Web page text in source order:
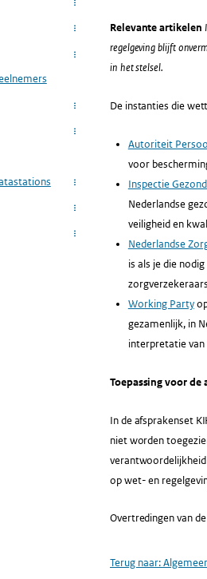
...
...
...
...
...
...
...
...
Relevante artikelen
regelgeving blijft
in het stelsel.
De instanties die
Autoriteit
voor
Inspectie
Nederlandse
veiligheid en
Nederlandse
is als je die
Working Party
gezamenlijk, in
interpretatie van
Toepassing voor de
In de afsprakenset
niet worden
verantwoordelijkheid
op wet- en
Overtredingen van
Terug naar: